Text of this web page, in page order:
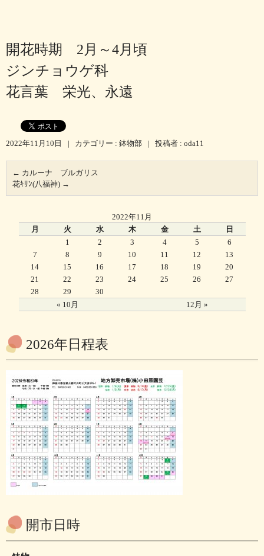
開花時期 2月～4月頃
ジンチョウゲ科
花言葉 栄光、永遠
2022年11月10日 | カテゴリー : 鉢物部 | 投稿者 : oda11
← カルーナ ブルガリス
花ｷﾘﾝ(八福神) →
2022年11月
月
火 水 木 金 土 日
« 10月 12月 »
1 2 3 4 5
6
7
8 9 10 11 12
13
14
15 16 17 18 19
20
21
22 23 24 25 26
27
28
29 30
2026年日程表
開市日時